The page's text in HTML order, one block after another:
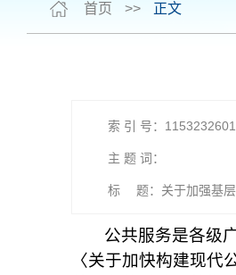
首页 >> 正文
索 引 号：
主 题 词：
标 题：关于加强基层
公共服务是各级
〈关于加快构建现